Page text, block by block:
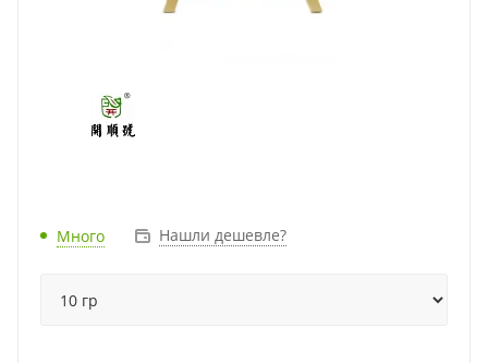
Много Нашли дешевле?